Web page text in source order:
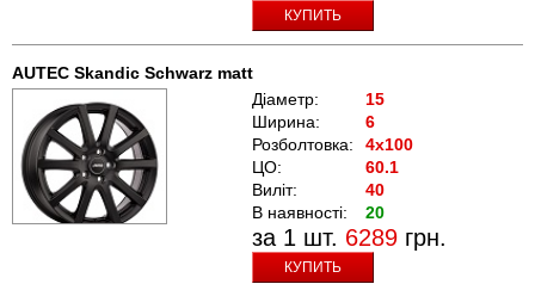
КУПИТЬ
AUTEC Skandic Schwarz matt
Діаметр:
15
Ширина:
6
Розболтовка:
4x100
ЦО:
60.1
Виліт:
40
В наявності:
20
за 1 шт. 6289 грн.
КУПИТЬ